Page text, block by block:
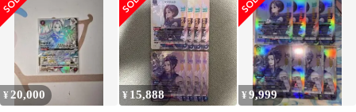
¥ 20,000 ¥ 15,888 ¥9,999